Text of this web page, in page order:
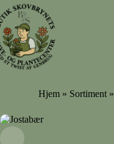
Fortsæt
til
indhold
Hjem» Sortiment»